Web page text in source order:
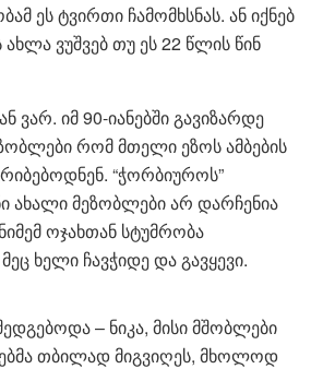
ეს ტვირთი ჩამომხსნას. ან იქნებ
ვუშვებ თუ ეს 22 წლის წინ
ვარ. იმ 90-იანებში გავიზარდე
რომ მთელი ეზოს ამბების
“ჭორბიუროს”
ახალი მეზობლები არ დარჩენია
ოჯახთან სტუმრობა
ხელი ჩავჭიდე და გავყევი.
– ნიკა, მისი მშობლები
თბილად მიგვიღეს, მხოლოდ